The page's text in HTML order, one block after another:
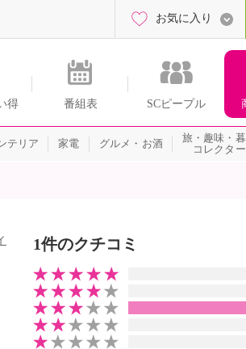
得 番組表 SCピープル
お気に入り
テリア 家電 グルメ・お酒
旅・趣味・
コレクタ
1件のクチコミ